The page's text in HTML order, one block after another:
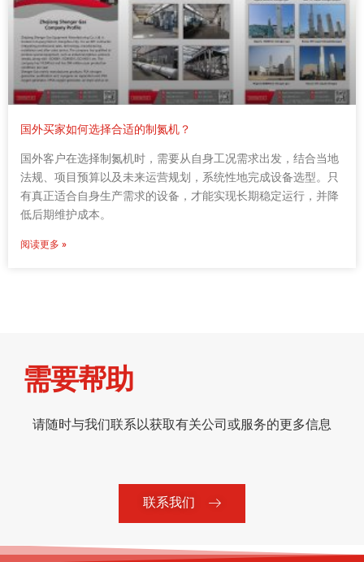
国外买家如何选择合适的制氮机？
国外客户在选择制氮机时，需要从自身工况需求出发，结合当地
法规、项目预算以及未来运营规划，系统性地完成设备选型。只
有真正适合自身生产需求的设备，才能实现长期稳定运行，并降
低后期维护成本。
阅读更多 »
需要帮助
请随时与我们联系以获取有关公司或服务的更多信息
联系我们